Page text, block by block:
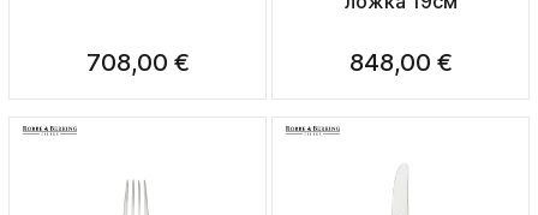
708,00 € 848,00 €